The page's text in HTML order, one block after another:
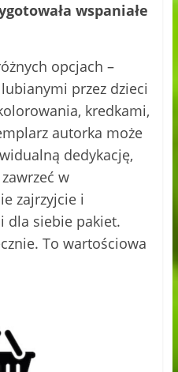
wspaniałe
opcjach –
przez dzieci
kredkami,
autorka może
dedykację,
w
zajrzyjcie i
dla siebie pakiet.
To wartościowa